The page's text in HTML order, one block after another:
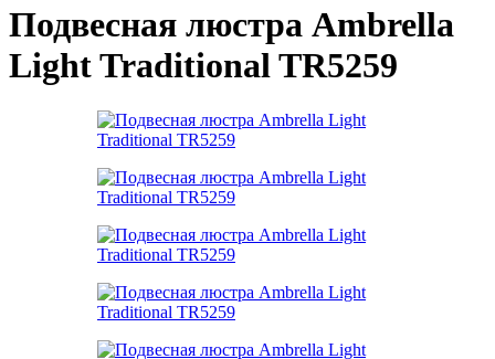
Подвесная люстра Ambrella
Light Traditional TR5259